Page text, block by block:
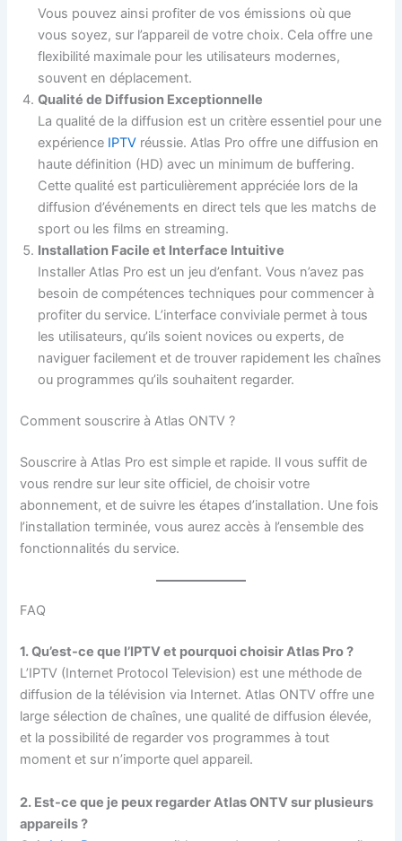
Vous pouvez ainsi profiter de vos émissions où que
vous soyez, sur l’appareil de votre choix. Cela offre une
flexibilité maximale pour les utilisateurs modernes,
souvent en déplacement.
Qualité de Diffusion Exceptionnelle
La qualité de la diffusion est un critère essentiel pour une
expérience IPTV réussie. Atlas Pro offre une diffusion en
haute définition (HD) avec un minimum de buffering.
Cette qualité est particulièrement appréciée lors de la
diffusion d’événements en direct tels que les matchs de
sport ou les films en streaming.
Installation Facile et Interface Intuitive
Installer Atlas Pro est un jeu d’enfant. Vous n’avez pas
besoin de compétences techniques pour commencer à
profiter du service. L’interface conviviale permet à tous
les utilisateurs, qu’ils soient novices ou experts, de
naviguer facilement et de trouver rapidement les chaînes
ou programmes qu’ils souhaitent regarder.
Comment souscrire à Atlas ONTV ?
Souscrire à Atlas Pro est simple et rapide. Il vous suffit de
vous rendre sur leur site officiel, de choisir votre
abonnement, et de suivre les étapes d’installation. Une fois
l’installation terminée, vous aurez accès à l’ensemble des
fonctionnalités du service.
FAQ
1. Qu’est-ce que l’IPTV et pourquoi choisir Atlas Pro ?
L’IPTV (Internet Protocol Television) est une méthode de
diffusion de la télévision via Internet. Atlas ONTV offre une
large sélection de chaînes, une qualité de diffusion élevée,
et la possibilité de regarder vos programmes à tout
moment et sur n’importe quel appareil.
2. Est-ce que je peux regarder Atlas ONTV sur plusieurs
appareils ?